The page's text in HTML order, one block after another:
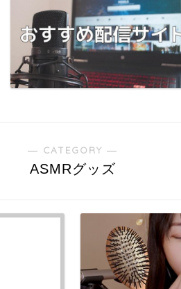
― CATEGORY ―
ASMRグッズ